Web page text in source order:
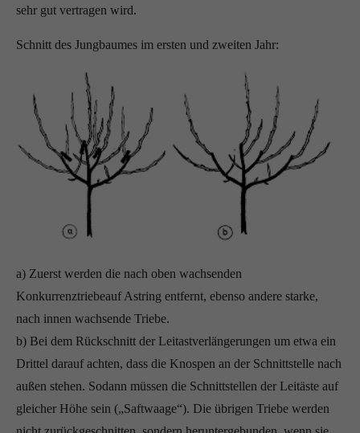
sehr gut vertragen wird.
Schnitt des Jungbaumes im ersten und zweiten Jahr:
a) Zuerst werden die nach oben wachsenden
Konkurrenztriebeauf Astring entfernt, ebenso andere starke,
nach innen wachsende Triebe.
b) Bei dem Rückschnitt der Leitastverlängerungen um etwa ein
Drittel darauf achten, dass die Knospen an der Schnittstelle nach
außen stehen. Sodann müssen die Schnittstellen der Leitäste auf
gleicher Höhe sein („Saftwaage“). Die übrigen Triebe werden